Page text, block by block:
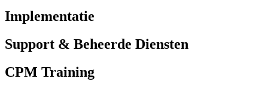
Implementatie
Support & Beheerde Diensten
CPM Training